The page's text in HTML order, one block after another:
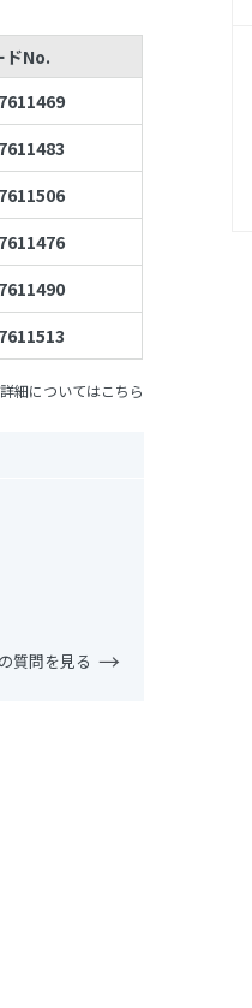
ドNo.
細についてはこちら
質問を見る